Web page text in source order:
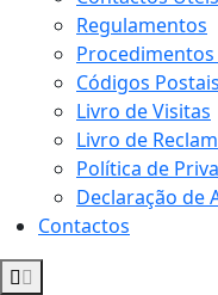
Regulamentos
Códigos Postais
Livro de Visitas
Livro de
Política de
Declaração de
Contactos